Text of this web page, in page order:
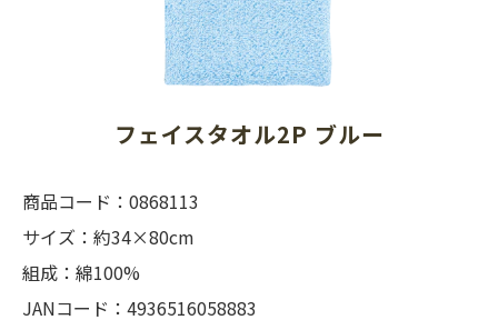
フェイスタオル2P ブルー
商品コード：0868113
サイズ：約34×80cm
組成：綿100%
JANコード：4936516058883